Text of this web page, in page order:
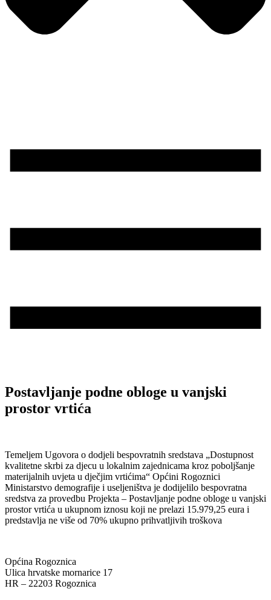
Postavljanje podne obloge u vanjski
prostor vrtića
Temeljem Ugovora o dodjeli bespovratnih sredstava „Dostupnost
kvalitetne skrbi za djecu u lokalnim zajednicama kroz poboljšanje
materijalnih uvjeta u dječjim vrtićima“ Općini Rogoznici
Ministarstvo demografije i useljeništva je dodijelilo bespovratna
sredstva za provedbu Projekta – Postavljanje podne obloge u vanjski
prostor vrtića u ukupnom iznosu koji ne prelazi 15.979,25 eura i
predstavlja ne više od 70% ukupno prihvatljivih troškova
Općina Rogoznica
Ulica hrvatske mornarice 17
HR – 22203 Rogoznica